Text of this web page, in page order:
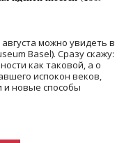
можно увидеть в
Basel). Сразу скажу:
как таковой, а о
испокон веков,
и новые способы